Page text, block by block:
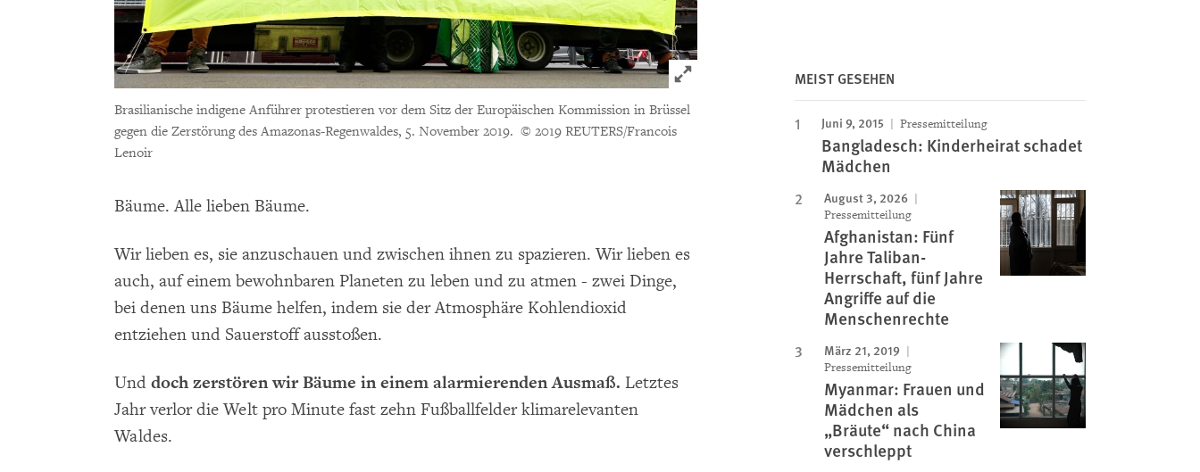
Click to expand Image
Brasilianische indigene Anführer protestieren vor dem Sitz der Europäischen Kommission in Brüssel
gegen die Zerstörung des Amazonas-Regenwaldes, 5. November 2019. © 2019 REUTERS/Francois
Lenoir
Bäume. Alle lieben Bäume.
Wir lieben es, sie anzuschauen und zwischen ihnen zu spazieren. Wir lieben es
auch, auf einem bewohnbaren Planeten zu leben und zu atmen - zwei Dinge,
bei denen uns Bäume helfen, indem sie der Atmosphäre Kohlendioxid
entziehen und Sauerstoff ausstoßen.
Und doch zerstören wir Bäume in einem alarmierenden Ausmaß. Letztes
Jahr verlor die Welt pro Minute fast zehn Fußballfelder klimarelevanten
Waldes.
MEIST GESEHEN
Juni 9, 2015 Pressemitteilung
Bangladesch: Kinderheirat schadet
Mädchen
August 3, 2026
Pressemitteilung
Afghanistan: Fünf
Jahre Taliban-
Herrschaft, fünf Jahre
Angriffe auf die
Menschenrechte
März 21, 2019
Pressemitteilung
Myanmar: Frauen und
Mädchen als
„Bräute“ nach China
verschleppt